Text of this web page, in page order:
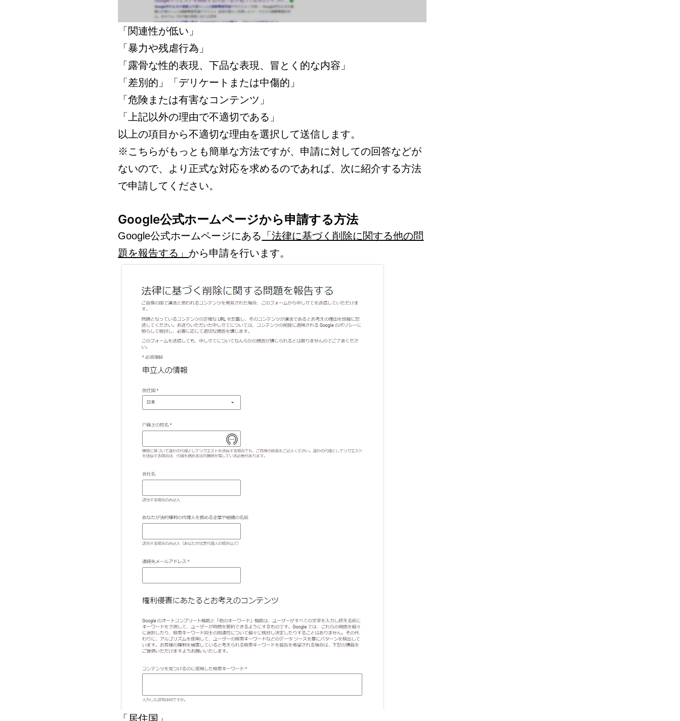
「関連性が低い」
「暴力や残虐行為」
「露骨な性的表現、下品な表現、冒とく的な内容」
「差別的」「デリケートまたは中傷的」
「危険または有害なコンテンツ」
「上記以外の理由で不適切である」
以上の項目から不適切な理由を選択して送信します。
※こちらがもっとも簡単な方法ですが、申請に対しての回答などが
ないので、より正式な対応を求めるのであれば、次に紹介する方法
で申請してください。
Google公式ホームページから申請する方法
Google公式ホームページにある
「法律に基づく削除に関する他の問
題を報告する」 から申請を行います。
「居住国」